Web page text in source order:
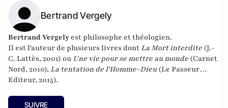
Bertrand Vergely
Bertrand Vergely est philosophe et théologien.
Il est l'auteur de plusieurs livres dont La Mort interdite (J.-
C. Lattès, 2001) ou Une vie pour se mettre au monde (Carnet
Nord, 2010), La tentation de l'Homme-Dieu (Le Passeur
Editeur, 2015).
SUIVRE